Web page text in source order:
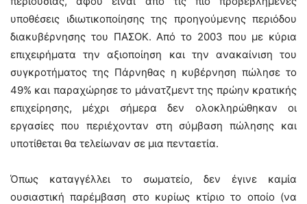
υποθέσεις ιδιωτικοποίησης της προηγούμενης περιόδου
διακυβέρνησης του ΠΑΣΟΚ. Από το 2003 που με κύρια
επιχειρήματα την αξιοποίηση και την ανακαίνιση του
συγκροτήματος της Πάρνηθας η κυβέρνηση πώλησε το
49% και παραχώρησε το μάνατζμεντ της πρώην κρατικής
επιχείρησης, μέχρι σήμερα δεν ολοκληρώθηκαν οι
εργασίες που περιέχονταν στη σύμβαση πώλησης και
υποτίθεται θα τελείωναν σε μια πενταετία.
Όπως καταγγέλλει το σωματείο, δεν έγινε καμία
ουσιαστική παρέμβαση στο κυρίως κτίριο το οποίο (να